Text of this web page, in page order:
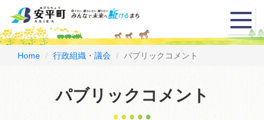
メ
ニ
ュ
Home 行政組織・議会 パブリックコメント
パブリックコメント